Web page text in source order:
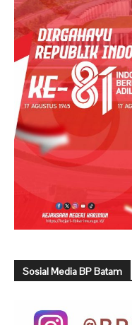
Sosial Media BP Batam